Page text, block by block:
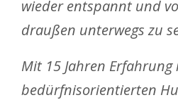
wieder entspannt und
draußen unterwegs zu
Mit 15 Jahren Erfahrung
bedürfnisorientierten